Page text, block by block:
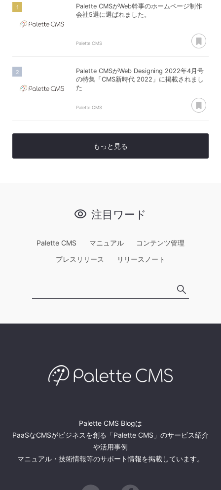
Palette CMSがWeb幹事のホームページ制作
会社5選に選ばれました。
Palette CMS
Palette CMSがWeb Designing 2022年4月号
の特集「CMS新時代 2022」に掲載されまし
た
Palette CMS
もっと見る
注目ワード
Palette CMS マニュアル
コンテンツ管理
プレスリリース
リリースノート
Palette CMS Blogは
PaaSなCMSがビジネスを創る「Palette CMS」のサービス紹介
や活用事例
マニュアル・技術情報等のサポート情報を掲載しています。
Twitter